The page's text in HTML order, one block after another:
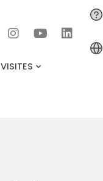
VISITES